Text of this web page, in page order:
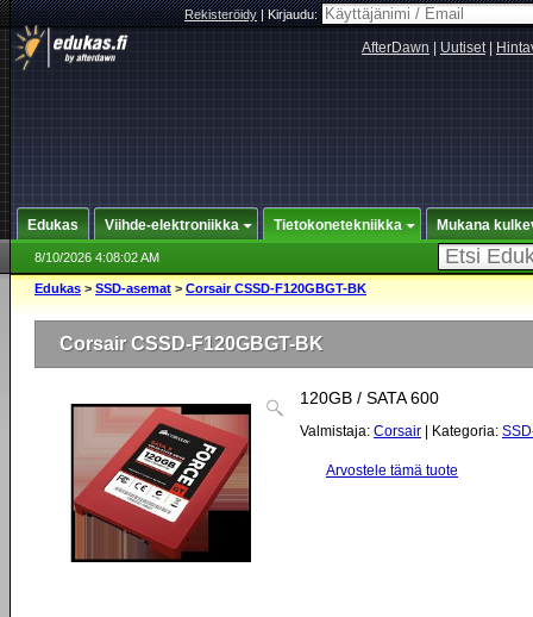
Rekisteröidy|Kirjaudu:
AfterDawn Uutiset|
Edukas Viihde-elektroniikka Tietokonetekniikka Mukana
8/10/2026 4:08:02 AM
Edukas > SSD-asemat > Corsair CSSD-F120GBGT-BK
Corsair CSSD-F120GBGT-BK
120GB / SATA 600
Valmistaja: Corsair | Kategoria:
Arvostele tämä tuote